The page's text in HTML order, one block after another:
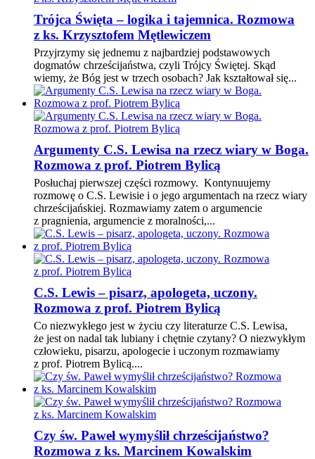
Trójca Święta – logika i tajemnica. Rozmowa
z ks. Krzysztofem Mętlewiczem
Przyjrzymy się jednemu z najbardziej podstawowych
dogmatów chrześcijaństwa, czyli Trójcy Świętej. Skąd
wiemy, że Bóg jest w trzech osobach? Jak kształtował się...
Argumenty C.S. Lewisa na rzecz wiary w Boga.
Rozmowa z prof. Piotrem Bylicą
Posłuchaj pierwszej części rozmowy. Kontynuujemy
rozmowę o C.S. Lewisie i o jego argumentach na rzecz wiary
chrześcijańskiej. Rozmawiamy zatem o argumencie
z pragnienia, argumencie z moralności,...
C.S. Lewis – pisarz, apologeta, uczony.
Rozmowa z prof. Piotrem Bylicą
Co niezwykłego jest w życiu czy literaturze C.S. Lewisa,
że jest on nadal tak lubiany i chętnie czytany? O niezwykłym
człowieku, pisarzu, apologecie i uczonym rozmawiamy
z prof. Piotrem Bylicą....
Czy św. Paweł wymyślił chrześcijaństwo?
Rozmowa z ks. Marcinem Kowalskim